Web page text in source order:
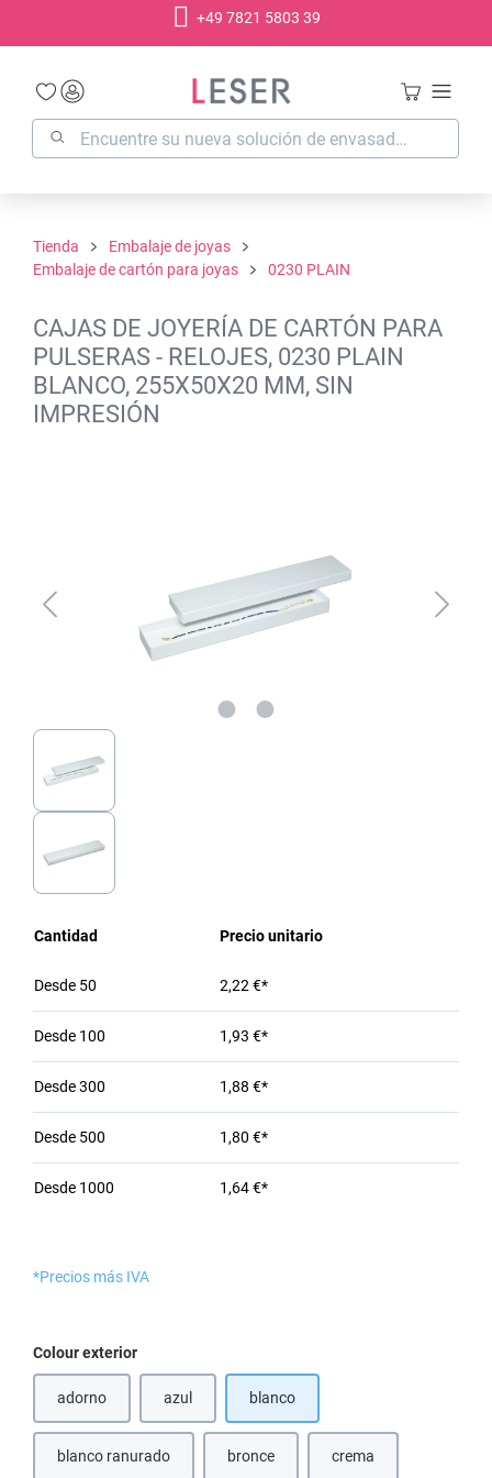
+49 7821 5803 39
Tienda
Embalaje de joyas
Embalaje de cartón para joyas
0230 PLAIN
CAJAS DE JOYERÍA DE CARTÓN PARA
PULSERAS - RELOJES, 0230 PLAIN
BLANCO, 255X50X20 MM, SIN
IMPRESIÓN
Cantidad Precio unitario
Desde 50 2,22 €*
Desde 100 1,93 €*
Desde300 1,88 €*
Desde 500 1,80 €*
Desde 1000 1,64 €*
*Precios más IVA
Seleccione
Colour exterior
adorno(Esta opción no está disponible en este momento.)
azul blanco
blanco ranurado(Esta opción no está disponible en este momento.)
bronce(Esta opción no está disponible en este
crema